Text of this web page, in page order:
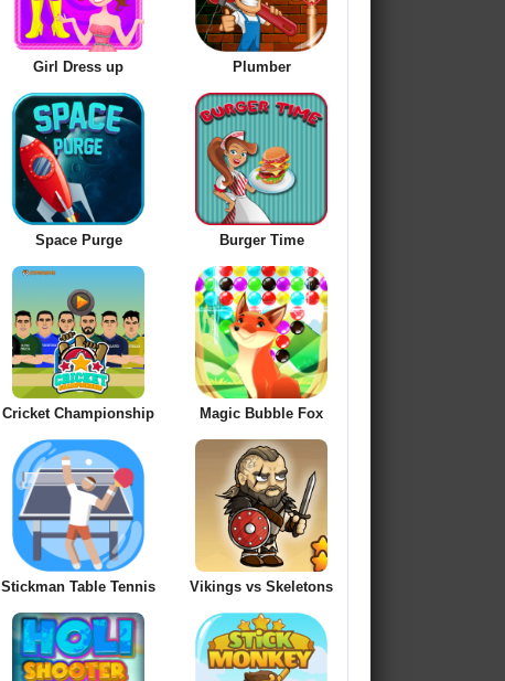
Girl Dress up Plumber
Space Purge Burger Time
Cricket Championship Magic Bubble Fox
Stickman Table Tennis Vikings vs Skeletons